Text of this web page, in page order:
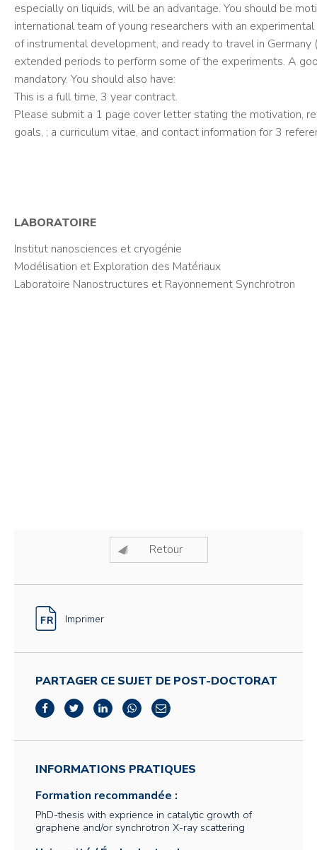
especially on liquids, will be an advantage. You should be
international team of young researchers with an
of instrumental development, and ready to travel in Germany
extended periods to perform some of the experiments. A
mandatory. You should also have:
This is a full time, 3 year contract.
Please submit a 1 page cover letter stating the motivation,
goals, ; a curriculum vitae, and contact information for 3
LABORATOIRE
Institut nanosciences et cryogénie
Modélisation et Exploration des Matériaux
Laboratoire Nanostructures et Rayonnement Synchrotron
Retour
Imprimer
PARTAGER CE SUJET DE POST-DOCTORAT
INFORMATIONS PRATIQUES
Formation recommandée :
PhD-thesis with exprience in catalytic growth of
graphene and/or synchrotron X-ray scattering